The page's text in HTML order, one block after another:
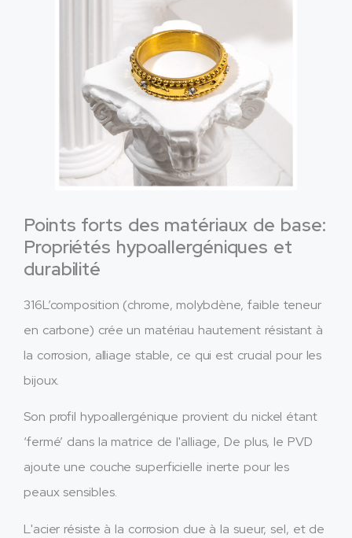
Points forts des matériaux de base:
Propriétés hypoallergéniques et
durabilité
316L’composition (chrome, molybdène, faible teneur
en carbone) crée un matériau hautement résistant à
la corrosion, alliage stable, ce qui est crucial pour les
bijoux.
Son profil hypoallergénique provient du nickel étant
‘fermé’ dans la matrice de l'alliage, De plus, le PVD
ajoute une couche superficielle inerte pour les
peaux sensibles.
L'acier résiste à la corrosion due à la sueur, sel, et de